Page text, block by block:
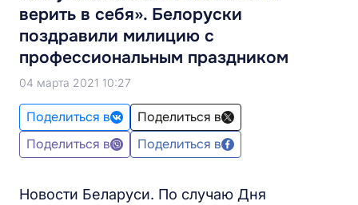
верить в себя». Белоруски
поздравили милицию с
профессиональным праздником
04 марта 2021 10:27
Поделиться в
Поделиться в
Поделиться в
Поделиться в
Новости Беларуси. По случаю Дня